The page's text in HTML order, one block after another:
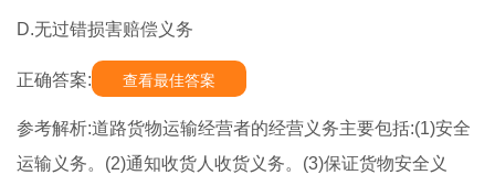
D.无过错损害赔偿义务
正确答案: 查看最佳答案
参考解析:道路货物运输经营者的经营义务主要包括:(1)安全
运输义务。(2)通知收货人收货义务。(3)保证货物安全义